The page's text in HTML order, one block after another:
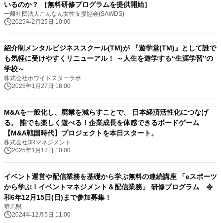
いるのか？ ［無料研修プログラムを提供開始］
一般社団法人こんなん女性支援協会(SAWDS)
2025年2月25日 10:00
紹介制メンタルビジネススクール(TM)が 『遊学堂(TM)』として誰で
も気軽に受けやすくリニューアル！ ～人生を遊学する“生涯学習”の
学校～
株式会社ホワイトスターラボ
2025年1月27日 18:00
M&Aを一般化し、廃業を減らすことで、 日本経済活性化につなげ
る。 誰でも楽しく遊べる！企業成長を体感できるボードゲーム
【M&A戦国時代】プロジェクトを本日スタート。
株式会社3Rマネジメント
2025年1月17日 10:00
イベント運営や配信業務を基礎から学ぶ無料の連続講座 「eスポーツ
から学ぶ！イベントマネジメント＆配信業務」 研修プログラム 令
和6年12月15日(日)まで参加募集！
群馬県
2024年12月5日 11:00